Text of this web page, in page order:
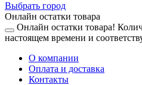
Выбрать город
Онлайн остатки товара
Онлайн остатки товара!
настоящем времени и
О компании
Оплата и доставка
Контакты